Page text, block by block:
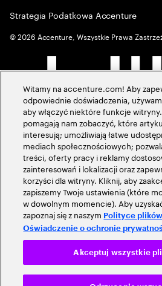
Strategia Podatkowa Accenture
©2026 Accenture, Wszystkie Prawa
Witamy na accenture.com! Aby
odpowiednie doświadczenia,
aby włączyć niektóre funkcje
pomagają nam zobaczyć, które
interesują; umożliwiają łatwe
mediach społecznościowych;
treści, oferty pracy i reklamy
zainteresowań i lokalizacji oraz
korzyści dla witryny. Kliknij, aby
zapiszemy Twoje ustawienia (które
w dowolnym momencie). Aby
zapoznaj się z naszym Polityce
Oświadczenie o ochronie
Akceptuj wszystkie